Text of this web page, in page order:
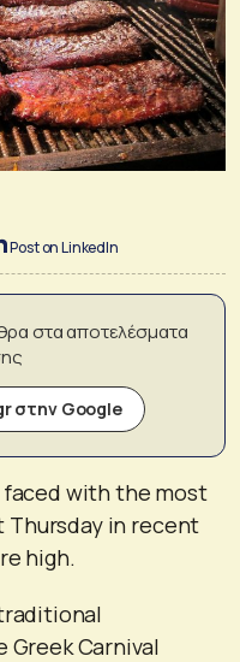
Post on LinkedIn
στα αποτελέσματα
στην Google
faced with the most
Thursday in recent
high.
Carnival